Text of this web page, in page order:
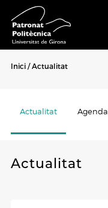
Inici Actualitat
Actualitat Agenda
Actualitat